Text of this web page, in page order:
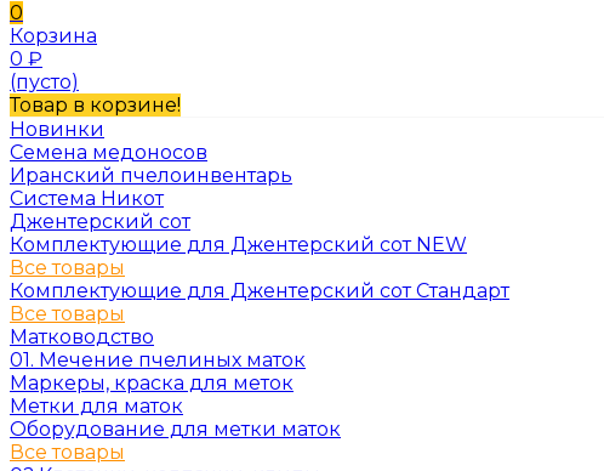
0
Корзина
0 ₽
(пусто)
Товар в корзине!
Новинки
Семена медоносов
Иранский пчелоинвентарь
Система Никот
Джентерский сот
Комплектующие для Джентерский сот NEW
Все товары
Комплектующие для Джентерский сот Стандарт
Все товары
Матководство
01. Мечение пчелиных маток
Маркеры, краска для меток
Метки для маток
Оборудование для метки маток
Все товары